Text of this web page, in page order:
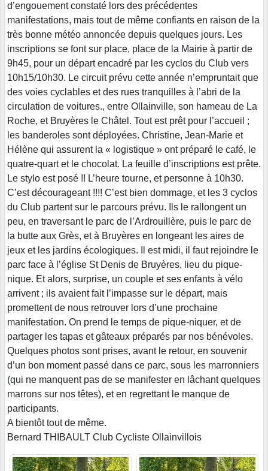
d’engouement constaté lors des précédentes
manifestations, mais tout de même confiants en raison de la
très bonne météo annoncée depuis quelques jours. Les
inscriptions se font sur place, place de la Mairie à partir de
9h45, pour un départ encadré par les cyclos du Club vers
10h15/10h30. Le circuit prévu cette année n’empruntait que
des voies cyclables et des rues tranquilles à l’abri de la
circulation de voitures., entre Ollainville, son hameau de La
Roche, et Bruyères le Châtel. Tout est prêt pour l’accueil ;
les banderoles sont déployées. Christine, Jean-Marie et
Hélène qui assurent la « logistique » ont préparé le café, le
quatre-quart et le chocolat. La feuille d’inscriptions est prête.
Le stylo est posé !! L’heure tourne, et personne à 10h30.
C’est décourageant !!!! C’est bien dommage, et les 3 cyclos
du Club partent sur le parcours prévu. Ils le rallongent un
peu, en traversant le parc de l’Ardrouillère, puis le parc de
la butte aux Grès, et à Bruyères en longeant les aires de
jeux et les jardins écologiques. Il est midi, il faut rejoindre le
parc face à l’église St Denis de Bruyères, lieu du pique-
nique. Et alors, surprise, un couple et ses enfants à vélo
arrivent ; ils avaient fait l’impasse sur le départ, mais
promettent de nous retrouver lors d’une prochaine
manifestation. On prend le temps de pique-niquer, et de
partager les tapas et gâteaux préparés par nos bénévoles.
Quelques photos sont prises, avant le retour, en souvenir
d’un bon moment passé dans ce parc, sous les marronniers
(qui ne manquent pas de se manifester en lâchant quelques
marrons sur nos têtes), et en regrettant le manque de
participants.
A bientôt tout de même.
Bernard THIBAULT Club Cycliste Ollainvillois